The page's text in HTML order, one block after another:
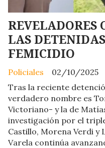
REVELADORES
LAS
FEMICIDIO
Policiales
02/10/2025
Tras la reciente
verdadero nombre es
Victoriano- y la de
investigación por el
Castillo, Morena Verdi y
Varela continúa